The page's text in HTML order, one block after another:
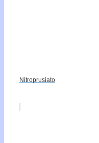
Nitroprusiato